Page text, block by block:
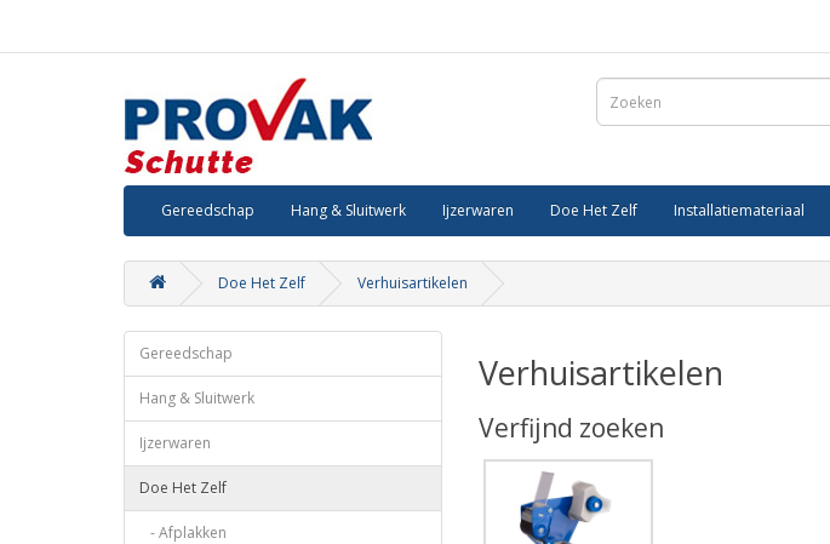
Gereedschap Hang & Sluitwerk Ijzerwaren Doe Het Zelf Installatiemateriaal
Doe Het Zelf Verhuisartikelen
Gereedschap
Hang & Sluitwerk
Ijzerwaren
Doe Het Zelf
- Afplakken
Verhuisartikelen
Verfijnd zoeken